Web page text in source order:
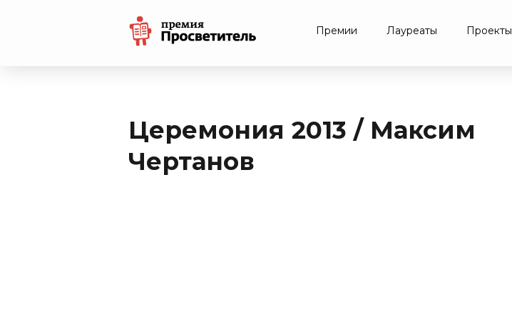
Премии Лауреаты Проекты
Церемония 2013 / Максим
Чертанов